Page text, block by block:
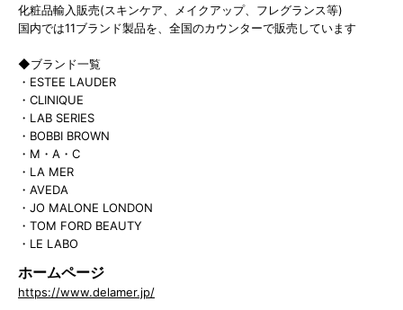
化粧品輸入販売(スキンケア、メイクアップ、フレグランス等)
国内では11ブランド製品を、全国のカウンターで販売しています
◆ブランド一覧
・ESTEE LAUDER
・CLINIQUE
・LAB SERIES
・BOBBI BROWN
・M・A・C
・LA MER
・AVEDA
・JO MALONE LONDON
・TOM FORD BEAUTY
・LE LABO
ホームページ
https://www.delamer.jp/